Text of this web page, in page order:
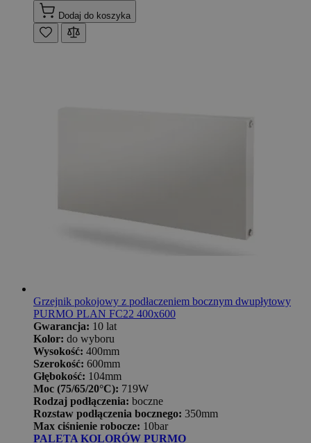
Dodaj do koszyka
Grzejnik pokojowy z podłaczeniem bocznym dwupłytowy
PURMO PLAN FC22 400x600
Gwarancja: 10 lat
Kolor: do wyboru
Wysokość: 400mm
Szerokość: 600mm
Głębokość: 104mm
Moc (75/65/20°C): 719W
Rodzaj podłączenia: boczne
Rozstaw podłączenia bocznego: 350mm
Max ciśnienie robocze: 10bar
PALETA KOLORÓW PURMO